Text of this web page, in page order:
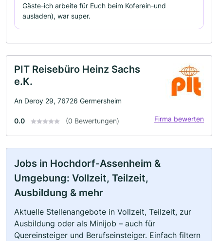
Gäste-ich arbeite für Euch beim Koferein-und
ausladen), war super.
PIT Reisebüro Heinz Sachs
e.K.
An Deroy 29, 76726 Germersheim
0.0 (0 Bewertungen) Firma bewerten
Jobs in Hochdorf-Assenheim &
Umgebung: Vollzeit, Teilzeit,
Ausbildung & mehr
Aktuelle Stellenangebote in Vollzeit, Teilzeit, zur
Ausbildung oder als Minijob – auch für
Quereinsteiger und Berufseinsteiger. Einfach filtern